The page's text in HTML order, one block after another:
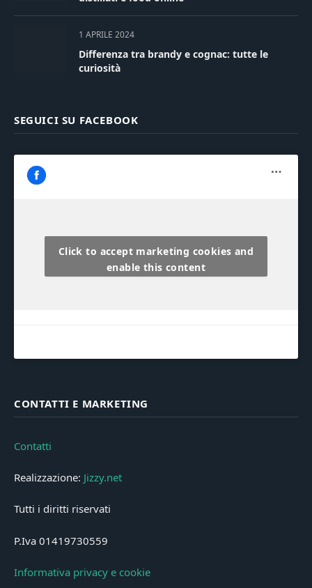
1 APRILE 2024
Differenza tra brandy e cognac: tutte le
curiosità
SEGUICI SU FACEBOOK
Click to accept marketing cookies and
enable this content
CONTATTI E MARKETING
Contatti
Realizzazione: Jizzy.net
Tutti i diritti riservati
P.Iva 01419730559
Informativa privacy e cookie